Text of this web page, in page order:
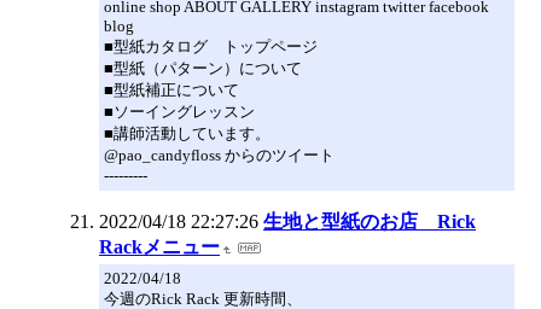
online shop ABOUT GALLERY instagram twitter facebook
blog
■型紙カタログ トップページ
■型紙（パターン）について
■型紙補正について
■ソーイングレッスン
■講師活動しています。
@pao_candyfloss からのツイート
---------
2022/04/18 22:27:26 生地と型紙のお店 Rick
Rackメニュー
2022/04/18
今週のRick Rack 更新時間、